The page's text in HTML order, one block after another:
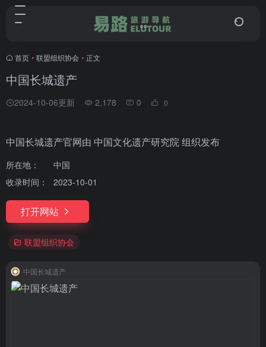
首页 • 联盟组织协会 • 正文
中国长城遗产
2024-10-06更新 2,178 0 0
中国长城遗产官网由 中国文化遗产研究院 组织发布
所在地：
中国
收录时间：
2023-10-01
打开网站
联盟组织协会
中国长城遗产